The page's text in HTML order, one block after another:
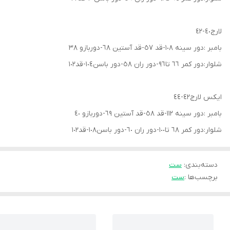
لارج٤٠-٤٢
بامبر :دور سينه ١٠٨-قد ٥٧-قد آستين ٦٨-دوربازو ٣٨
شلوار:دور كمر ٦٦ تا٩٦-دور ران ٥٨-دور باسن١٠٤-قد١٠٢
ايكس لارج٤٢-٤٤
بامبر :دور سينه ١١٢-قد ٥٨-قد آستين ٦٩-دوربازو ٤٠
شلوار:دور كمر ٦٨ تا١٠٠-دور ران ٦٠-دور باسن١٠٨-قد١٠٢
دسته‌بندی: ست
برچسب‌ها :ست